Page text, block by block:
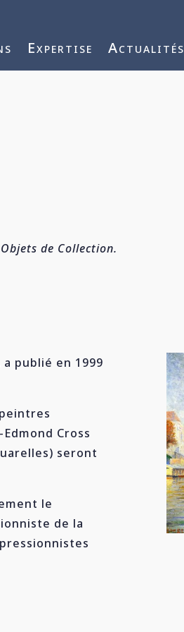
Expertise Actualités
de Collection.
publié en 1999
Cross
seront
le
de la